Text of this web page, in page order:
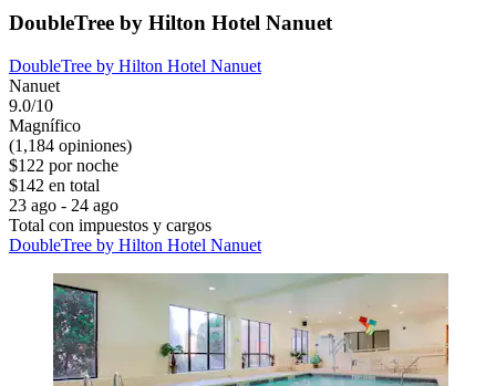
DoubleTree by Hilton Hotel Nanuet
DoubleTree by Hilton Hotel Nanuet
Nanuet
9.0/10
Magnífico
(1,184 opiniones)
$122 por noche
$142 en total
23 ago - 24 ago
Total con impuestos y cargos
DoubleTree by Hilton Hotel Nanuet